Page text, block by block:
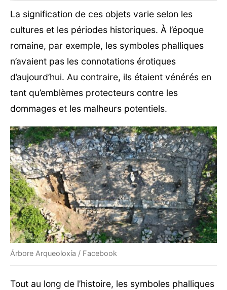
La signification de ces objets varie selon les
cultures et les périodes historiques. À l’époque
romaine, par exemple, les symboles phalliques
n’avaient pas les connotations érotiques
d’aujourd’hui. Au contraire, ils étaient vénérés en
tant qu’emblèmes protecteurs contre les
dommages et les malheurs potentiels.
Árbore Arqueoloxía / Facebook
Tout au long de l’histoire, les symboles phalliques